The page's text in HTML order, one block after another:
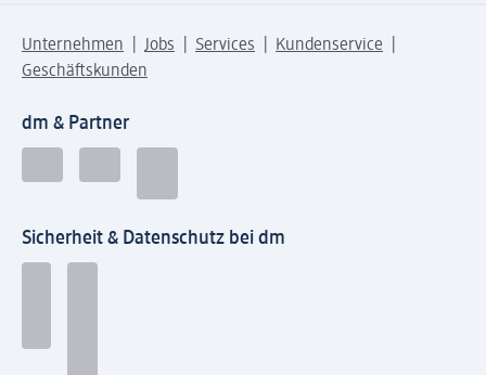
Unternehmen Jobs Services
Kundenservice
Geschäftskunden
dm & Partner
Sicherheit & Datenschutz bei dm